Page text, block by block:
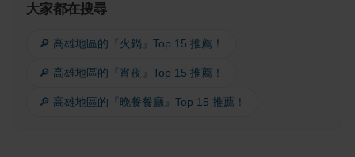
大家都在搜尋
🔎 高雄地區的『火鍋』Top 15 推薦！
🔎 高雄地區的『宵夜』Top 15 推薦！
🔎 高雄地區的『晚餐餐廳』Top 15 推薦！